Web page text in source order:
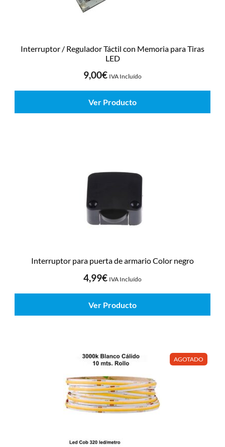
Interruptor / Regulador Táctil con Memoria para Tiras
LED
9,00€ IVA Incluído
Ver Producto
Interruptor para puerta de armario Color negro
4,99€ IVA Incluído
Ver Producto
AGOTADO